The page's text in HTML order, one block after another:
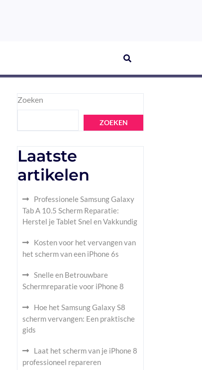
Zoeken
ZOEKEN
Laatste
artikelen
Professionele Samsung Galaxy
Tab A 10.5 Scherm Reparatie:
Herstel je Tablet Snel en Vakkundig
Kosten voor het vervangen van
het scherm van een iPhone 6s
Snelle en Betrouwbare
Schermreparatie voor iPhone 8
Hoe het Samsung Galaxy S8
scherm vervangen: Een praktische
gids
Laat het scherm van je iPhone 8
professioneel repareren